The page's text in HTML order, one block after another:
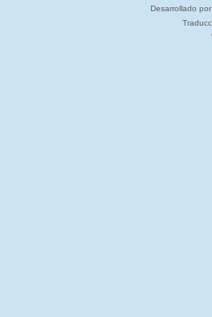
Desarrollado por